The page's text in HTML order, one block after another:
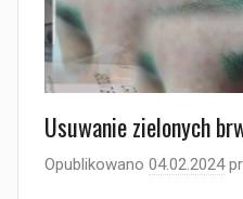
Usuwanie zielonych
Opublikowano 04.02.2024